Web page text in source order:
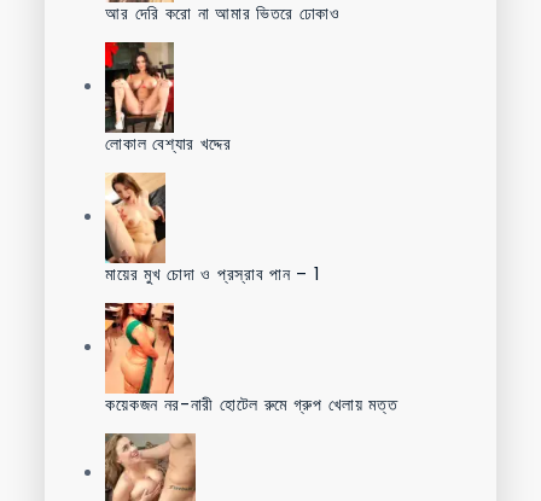
আর দেরি করো না আমার ভিতরে ঢোকাও
লোকাল বেশ্যার খদ্দের
মায়ের মুখ চোদা ও প্রস্রাব পান – 1
কয়েকজন নর-নারী হোটেল রুমে গ্রুপ খেলায় মত্ত